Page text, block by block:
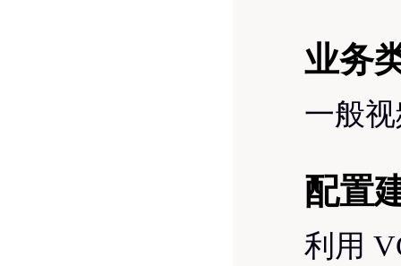
业务
一般
配置
利用